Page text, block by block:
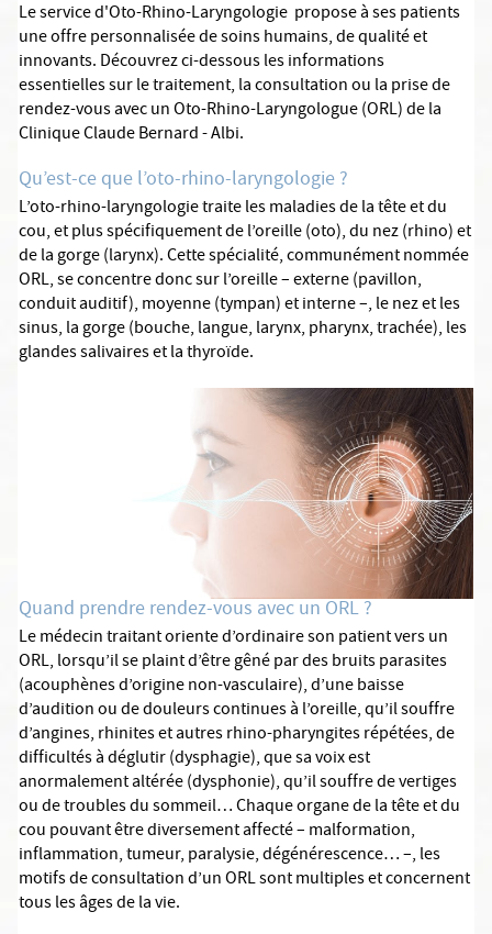
Le service d'Oto-Rhino-Laryngologie propose à ses patients
une offre personnalisée de soins humains, de qualité et
innovants. Découvrez ci-dessous les informations
essentielles sur le traitement, la consultation ou la prise de
rendez-vous avec un Oto-Rhino-Laryngologue (ORL) de la
Clinique Claude Bernard - Albi.
Qu’est-ce que l’oto-rhino-laryngologie ?
L’oto-rhino-laryngologie traite les maladies de la tête et du
cou, et plus spécifiquement de l’oreille (oto), du nez (rhino) et
de la gorge (larynx). Cette spécialité, communément nommée
ORL, se concentre donc sur l’oreille – externe (pavillon,
conduit auditif), moyenne (tympan) et interne –, le nez et les
sinus, la gorge (bouche, langue, larynx, pharynx, trachée), les
glandes salivaires et la thyroïde.
Quand prendre rendez-vous avec un ORL ?
Le médecin traitant oriente d’ordinaire son patient vers un
ORL, lorsqu’il se plaint d’être gêné par des bruits parasites
(acouphènes d’origine non-vasculaire), d’une baisse
d’audition ou de douleurs continues à l’oreille, qu’il souffre
d’angines, rhinites et autres rhino-pharyngites répétées, de
difficultés à déglutir (dysphagie), que sa voix est
anormalement altérée (dysphonie), qu’il souffre de vertiges
ou de troubles du sommeil… Chaque organe de la tête et du
cou pouvant être diversement affecté – malformation,
inflammation, tumeur, paralysie, dégénérescence… –, les
motifs de consultation d’un ORL sont multiples et concernent
tous les âges de la vie.